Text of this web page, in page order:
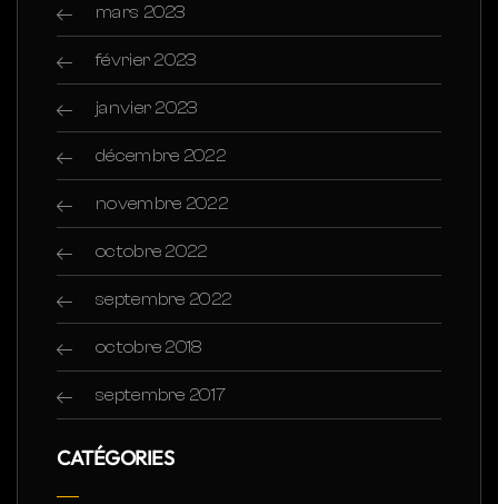
mars 2023
février 2023
janvier 2023
décembre 2022
novembre 2022
octobre 2022
septembre 2022
octobre 2018
septembre 2017
CATÉGORIES